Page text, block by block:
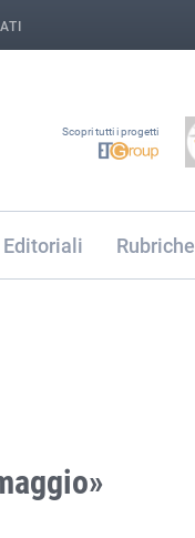
Scopri tutti i progetti
Editoriali Rubriche